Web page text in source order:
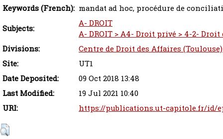
Keywords (French): mandat ad hoc, procédure de
Subjects:
A- DROIT
A- DROIT > A4- Droit privé > 4-2-
Divisions:
Centre de Droit des Affaires (Toulouse)
Site:
UT1
Date Deposited:
09 Oct 2018 13:48
Last Modified:
19 Jul 2021 10:40
URI:
https://publications.ut-capitole.fr/id/